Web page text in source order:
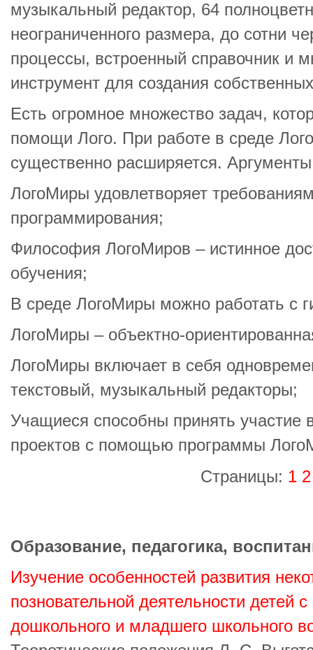
музыкальный редактор, 64
неограниченного размера, до сотни
процессы, встроенный справочник и
инструмент для создания
Есть огромное множество задач,
помощи Лого. При работе в среде
существенно расширяется.
ЛогоМиры удовлетворяет
программирования;
Философия ЛогоМиров – истинное
обучения;
В среде ЛогоМиры можно работать с
ЛогоМиры – объектно-
ЛогоМиры включает в себя
текстовый, музыкальный редакторы;
Учащиеся способны принять участие
проектов с помощью программы
Страницы: 1 2
Образование, педагогика,
Изучение особенностей развития
позновательной деятельности детей
дошкольного и младшего школьного